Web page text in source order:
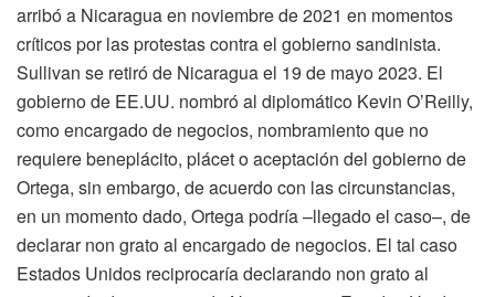
arribó a Nicaragua en noviembre de 2021 en momentos
críticos por las protestas contra el gobierno sandinista.
Sullivan se retiró de Nicaragua el 19 de mayo 2023. El
gobierno de EE.UU. nombró al diplomático Kevin O’Reilly,
como encargado de negocios, nombramiento que no
requiere beneplácito, plácet o aceptación del gobierno de
Ortega, sin embargo, de acuerdo con las circunstancias,
en un momento dado, Ortega podría –llegado el caso–, de
declarar non grato al encargado de negocios. El tal caso
Estados Unidos reciprocaría declarando non grato al